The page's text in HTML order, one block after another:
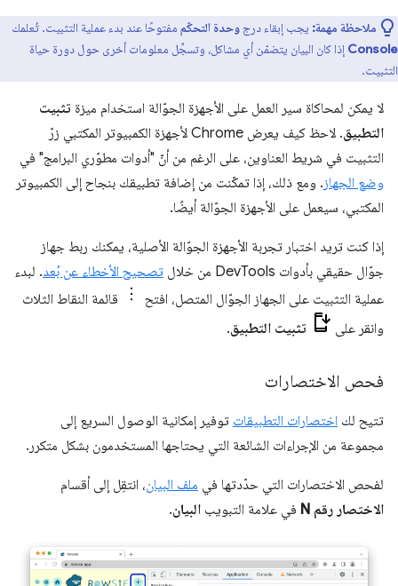
ملاحظة مهمة: يجب إبقاء درجوحدة التحكّم مفتوحًا عند بدء عملية التثبيت. تُعلمك
Console إذا كان البيان يتضمّن أي مشاكل، وتسجِّل معلومات أخرى حول دورة حياة
التثبيت.
لا يمكن لمحاكاة سير العمل على الأجهزة الجوّالة استخدام ميزة تثبيت
التطبيق
. لاحظ كيف يعرض Chrome لأجهزة الكمبيوتر المكتبي زرّ
التثبيت في شريط العناوين، على الرغم من أنّ "أدوات مطوّري البرامج" في
وضع الجهاز. ومع ذلك، إذا تمكّنت من إضافة تطبيقك بنجاح إلى الكمبيوتر
المكتبي، سيعمل على الأجهزة الجوّالة أيضًا.
إذا كنت تريد اختبار تجربة الأجهزة الجوّالة الأصلية، يمكنك ربط جهاز
جوّال حقيقي بأدوات DevTools من خلال
تصحيح الأخطاء عن بُعد. لبدء
عملية التثبيت على الجهاز الجوّال المتصل، افتح
قائمة النقاط الثلاث
وانقر على
تثبيت التطبيق.
فحص الاختصارات
تتيح لك اختصارات التطبيقات توفير إمكانية الوصول السريع إلى
مجموعة من الإجراءات الشائعة التي يحتاجها المستخدمون بشكل متكرر.
لفحص الاختصارات التي حدّدتها في ملف البيان، انتقِل إلى أقسام
الاختصار رقم N
في علامة التبويب البيان.